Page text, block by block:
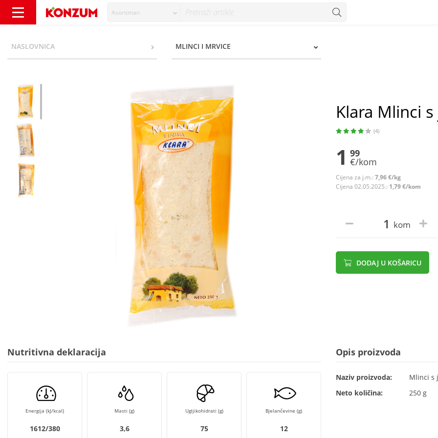
Asortiman
NASLOVNICA MLINCI I MRVICE
Klara Mlinci
(4)
1 99
€/kom
Cijena za j.m.: 7,96 €/kg
Cijena 02.05.2025.: 1,79 €/kom
kom
DODAJ U KOŠARICU
Nutritivna deklaracija
Energija (kJ/kcal)
1612/380
Masti (g)
3,6
Ugljikohidrati (g)
75
Bjelančevine (g)
12
Opis proizvoda
Naziv proizvoda:
Mlinci s
Neto količina:
250 g